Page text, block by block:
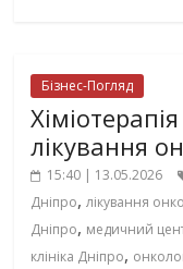
Бізнес-Погляд
лікування
15:40 | 13.05.2026
Дніпро,лікування
Дніпро, медичний
клініка Дніпро,